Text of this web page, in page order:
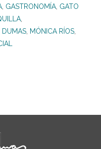
GASTRONOMÍA GATO
DUMAS MÓNICA RÍOS